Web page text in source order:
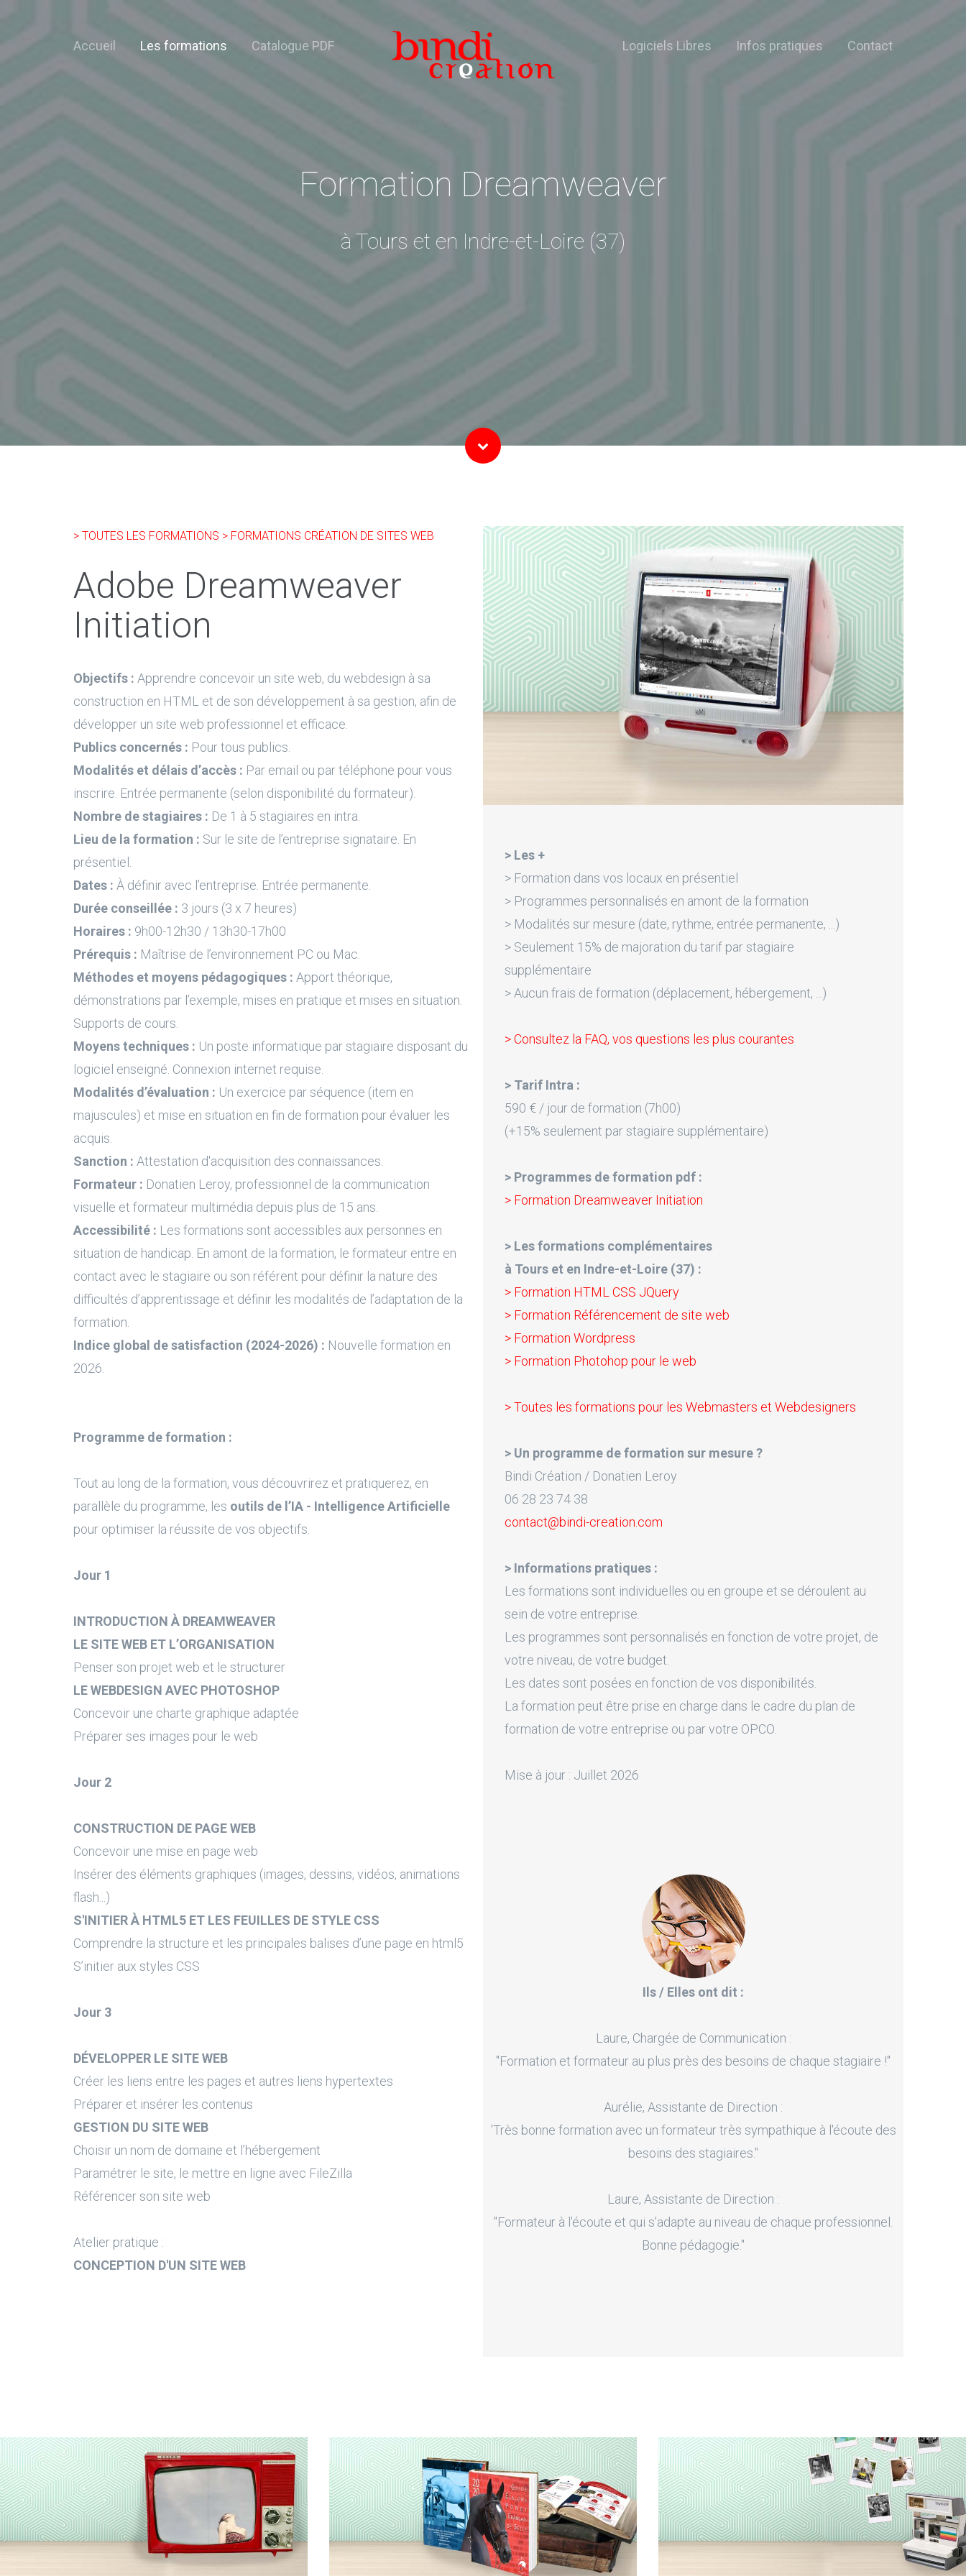
Accueil Les formations Catalogue PDF Logiciels Libres Infos pratiques Contact
Formation Dreamweaver
à Tours et en Indre-et-Loire (37)
> TOUTES LES FORMATIONS > FORMATIONS CRÉATION DE SITES WEB
Adobe Dreamweaver
Initiation
Objectifs : Apprendre concevoir un site web, du webdesign à sa
construction en HTML et de son développement à sa gestion, afin de
développer un site web professionnel et efficace.
Publics concernés : Pour tous publics.
Modalités et délais d’accès : Par email ou par téléphone pour vous
inscrire. Entrée permanente (selon disponibilité du formateur).
Nombre de stagiaires : De 1 à 5 stagiaires en intra.
Lieu de la formation : Sur le site de l’entreprise signataire. En
présentiel.
Dates : À définir avec l’entreprise. Entrée permanente.
Durée conseillée : 3 jours (3 x 7 heures)
Horaires : 9h00-12h30 / 13h30-17h00
Prérequis : Maîtrise de l’environnement PC ou Mac.
Méthodes et moyens pédagogiques : Apport théorique,
démonstrations par l’exemple, mises en pratique et mises en situation.
Supports de cours.
Moyens techniques : Un poste informatique par stagiaire disposant du
logiciel enseigné. Connexion internet requise.
Modalités d’évaluation : Un exercice par séquence (item en
majuscules) et mise en situation en fin de formation pour évaluer les
acquis.
Sanction : Attestation d'acquisition des connaissances.
Formateur : Donatien Leroy, professionnel de la communication
visuelle et formateur multimédia depuis plus de 15 ans.
Accessibilité : Les formations sont accessibles aux personnes en
situation de handicap. En amont de la formation, le formateur entre en
contact avec le stagiaire ou son référent pour définir la nature des
difficultés d’apprentissage et définir les modalités de l’adaptation de la
formation.
Indice global de satisfaction (2024-2026) : Nouvelle formation en
2026.
Programme de formation :
Tout au long de la formation, vous découvrirez et pratiquerez, en
parallèle du programme, les outils de l’IA - Intelligence Artificielle
pour optimiser la réussite de vos objectifs.
Jour 1
INTRODUCTION À DREAMWEAVER
LE SITE WEB ET L’ORGANISATION
Penser son projet web et le structurer
LE WEBDESIGN AVEC PHOTOSHOP
Concevoir une charte graphique adaptée
Préparer ses images pour le web
Jour 2
CONSTRUCTION DE PAGE WEB
Concevoir une mise en page web
Insérer des éléments graphiques (images, dessins, vidéos, animations
flash...)
S'INITIER À HTML5 ET LES FEUILLES DE STYLE CSS
Comprendre la structure et les principales balises d’une page en html5
S’initier aux styles CSS
Jour 3
DÉVELOPPER LE SITE WEB
Créer les liens entre les pages et autres liens hypertextes
Préparer et insérer les contenus
GESTION DU SITE WEB
Choisir un nom de domaine et l’hébergement
Paramétrer le site, le mettre en ligne avec FileZilla
Référencer son site web
Atelier pratique :
CONCEPTION D'UN SITE WEB
> Les +
> Formation dans vos locaux en présentiel
> Programmes personnalisés en amont de la formation
> Modalités sur mesure (date, rythme, entrée permanente, ...)
> Seulement 15% de majoration du tarif par stagiaire
supplémentaire
> Aucun frais de formation (déplacement, hébergement, ...)
> Consultez la FAQ, vos questions les plus courantes
> Tarif Intra :
590 € / jour de formation (7h00)
(+15% seulement par stagiaire supplémentaire)
> Programmes de formation pdf :
> Formation Dreamweaver Initiation
> Les formations complémentaires
à Tours et en Indre-et-Loire (37) :
> Formation HTML CSS JQuery
> Formation Référencement de site web
> Formation Wordpress
> Formation Photohop pour le web
> Toutes les formations pour les Webmasters et Webdesigners
> Un programme de formation sur mesure ?
Bindi Création / Donatien Leroy
06 28 23 74 38
contact@bindi-creation.com
> Informations pratiques :
Les formations sont individuelles ou en groupe et se déroulent au
sein de votre entreprise.
Les programmes sont personnalisés en fonction de votre projet, de
votre niveau, de votre budget.
Les dates sont posées en fonction de vos disponibilités.
La formation peut être prise en charge dans le cadre du plan de
formation de votre entreprise ou par votre OPCO.
Mise à jour : Juillet 2026
Ils / Elles ont dit :
Laure, Chargée de Communication :
"Formation et formateur au plus près des besoins de chaque stagiaire !"
Aurélie, Assistante de Direction :
'Très bonne formation avec un formateur très sympathique à l'écoute des
besoins des stagiaires."
Laure, Assistante de Direction :
"Formateur à l'écoute et qui s'adapte au niveau de chaque professionnel.
Bonne pédagogie."